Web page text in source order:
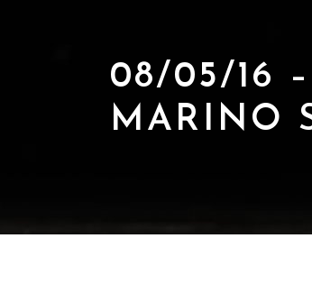
08/05/16
MARINO